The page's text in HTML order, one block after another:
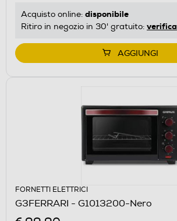
Acquisto online: disponibile
Ritiro in negozio in 30' gratuito: verifica
AGGIUNGI
FORNETTI ELETTRICI
G3FERRARI - G1013200-Nero